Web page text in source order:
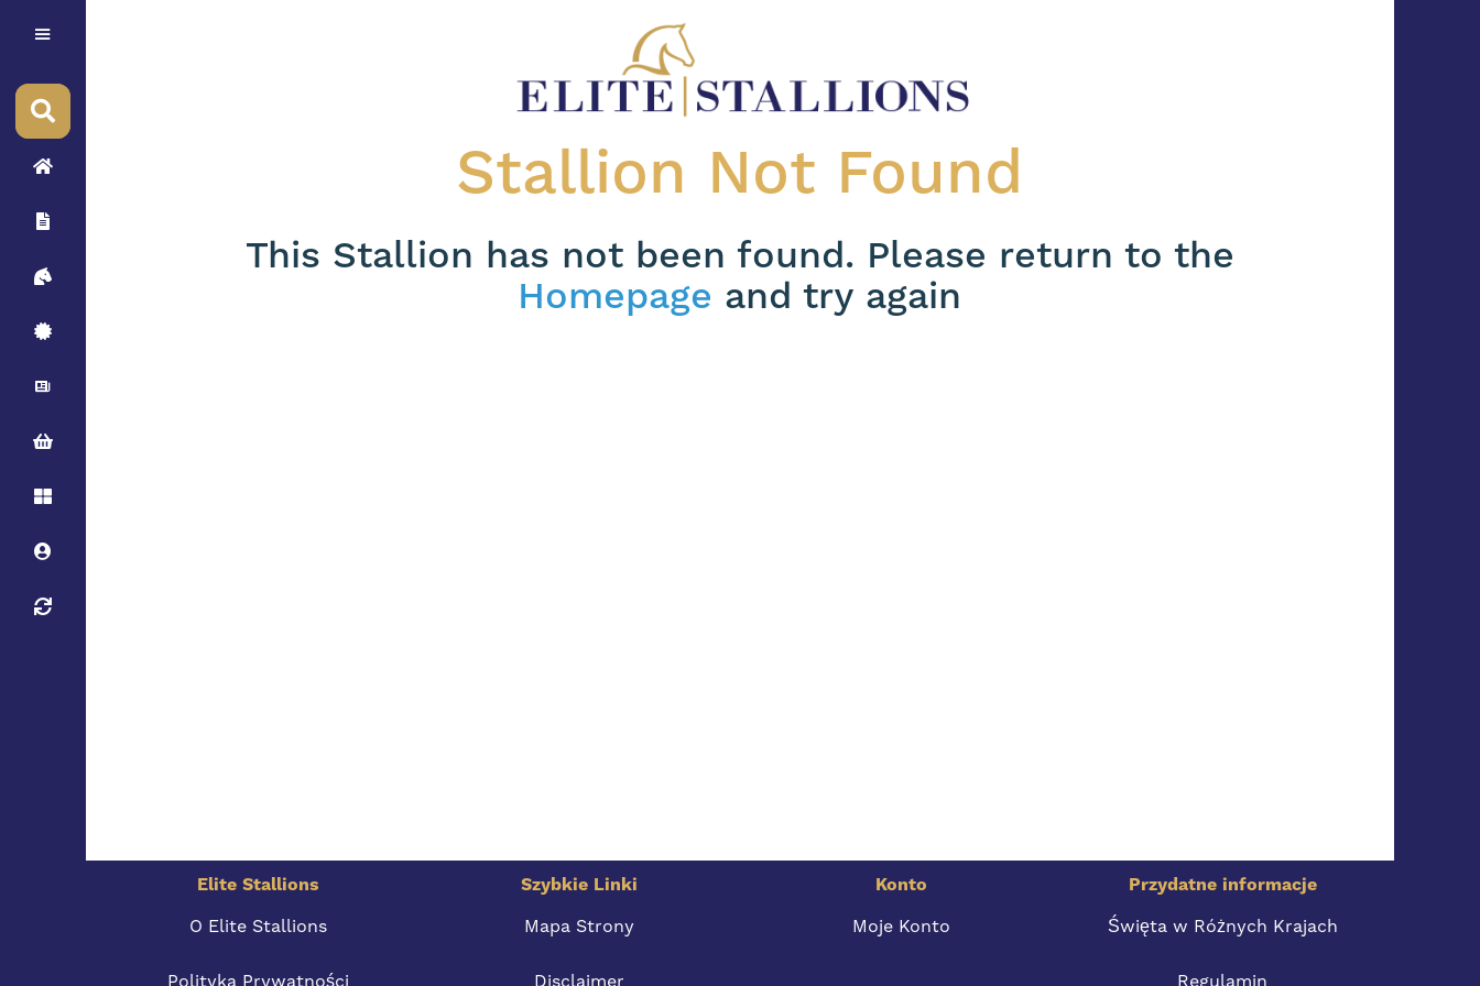
Stallion Not Found
This Stallion has not been found. Please return to the
Homepage and try again
Elite Stallions Szybkie Linki Konto Przydatne informacje
O Elite Stallions Mapa Strony Moje Konto Święta w Różnych Krajach
Polityka Prywatności Disclaimer Regulamin